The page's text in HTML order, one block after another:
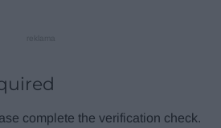
complete the verification check.